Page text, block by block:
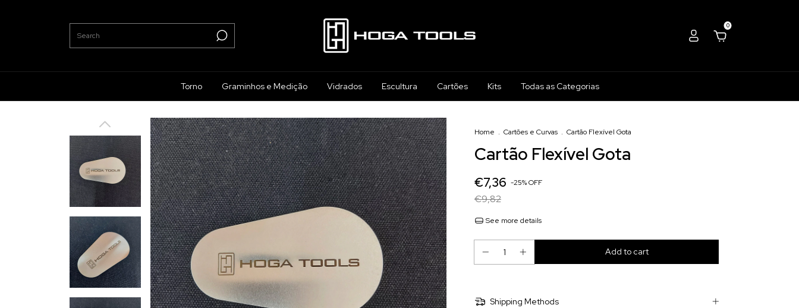
0
Torno Graminhos e Medição Vidrados Escultura Cartões Kits Todas as Categorias
Home . Cartões e Curvas . Cartão Flexível Gota
Cartão Flexível Gota
€7,36 -25%OFF
€9,82
See more details
Shipping Methods